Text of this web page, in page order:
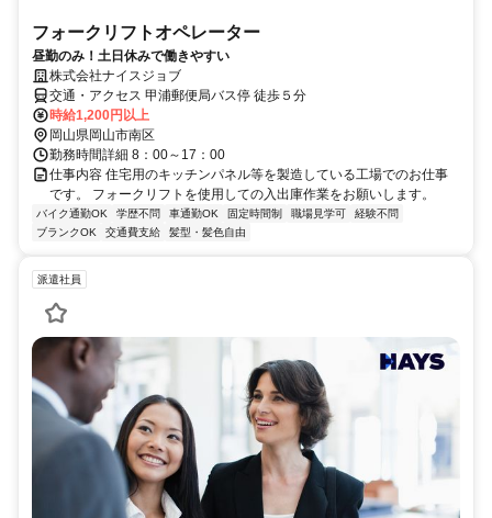
フォークリフトオペレーター
昼勤のみ！土日休みで働きやすい
株式会社ナイスジョブ
交通・アクセス 甲浦郵便局バス停 徒歩５分
時給1,200円以上
岡山県岡山市南区
勤務時間詳細 8：00～17：00
仕事内容 住宅用のキッチンパネル等を製造している工場でのお仕事
です。 フォークリフトを使用しての入出庫作業をお願いします。
バイク通勤OK 学歴不問 車通勤OK 固定時間制 職場見学可
経験不問
ブランクOK
交通費支給 髪型・髪色自由
派遣社員